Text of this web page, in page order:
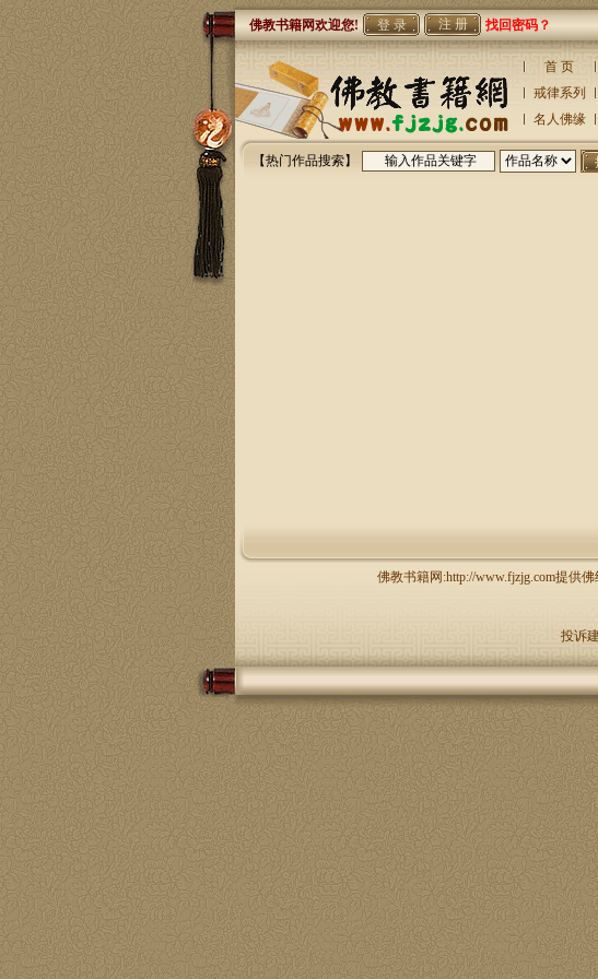
佛教书籍网欢迎您! 注 册 找回密码？
首 页
戒律系列
名人佛缘
【热门作品搜索】
佛教书籍网:http://www.fjzjg.com提供
投诉